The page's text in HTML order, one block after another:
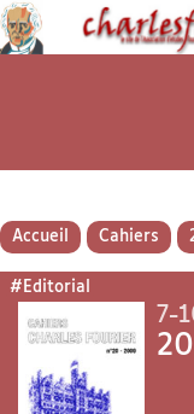
Accueil Cahiers
#Editorial
7-